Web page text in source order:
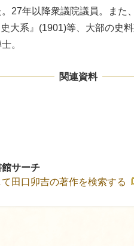
27年以降衆議院議員。また
大系』(1901)等、大部の史
。
関連資料
館サーチ
田口卯吉の著作を検索する